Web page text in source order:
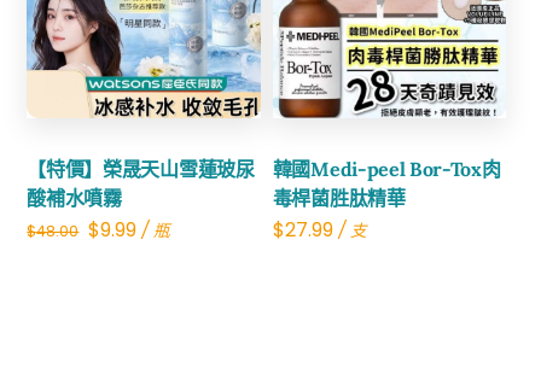
【特價】榮晟天山雪蓮玻尿
酸補水噴霧
$48.00 Original
$9.99Current
/ 瓶
Share
韓國Medi-peel Bor-Tox肉
毒桿菌胜肽精華
$27.99/ 支
Share